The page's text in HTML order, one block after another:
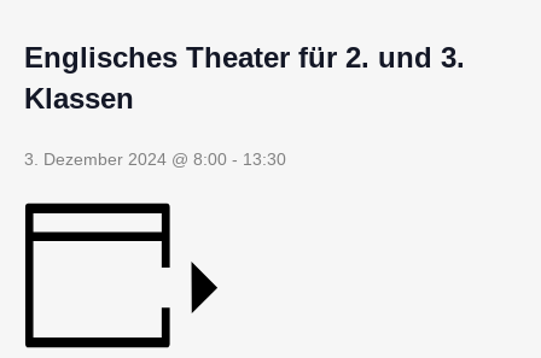
Englisches Theater für 2. und 3.
Klassen
3. Dezember 2024 @ 8:00 - 13:30